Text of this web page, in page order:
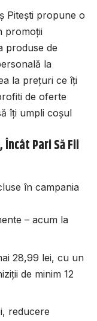
Pitești propune o
promoții
produse de
la
la prețuri ce îți
de oferte
îți umpli coșul
Pari Să Fii
în campania
– acum la
28,99 lei, cu un
de minim 12
reducere